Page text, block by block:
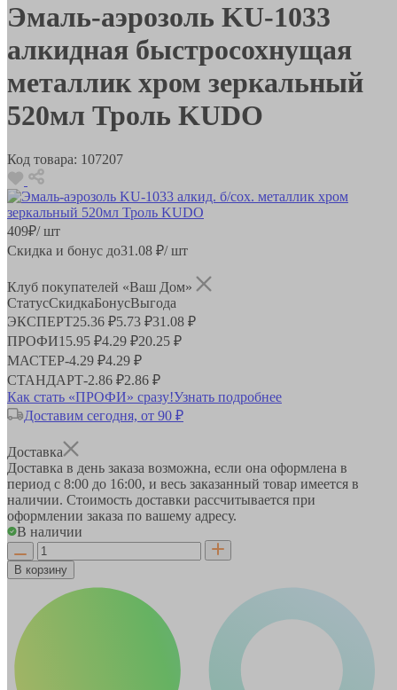
Эмаль-аэрозоль KU-1033
алкидная быстросохнущая
металлик хром зеркальный
520мл Троль KUDO
Код товара: 107207
409₽/ шт
Скидка и бонус до31.08 ₽/ шт
Клуб покупателей «Ваш Дом»
СтатусСкидкаБонусВыгода
ЭКСПЕРТ25.36 ₽5.73 ₽31.08 ₽
ПРОФИ15.95 ₽4.29 ₽20.25 ₽
МАСТЕР-4.29 ₽4.29 ₽
СТАНДАРТ-2.86 ₽2.86 ₽
Как стать «ПРОФИ» сразу!Узнать подробнее
Доставим сегодня, от 90 ₽
Доставка
Доставка в день заказа возможна, если она оформлена в
период с 8:00 до 16:00, и весь заказанный товар имеется в
наличии. Стоимость доставки рассчитывается при
оформлении заказа по вашему адресу.
В наличии
В корзину